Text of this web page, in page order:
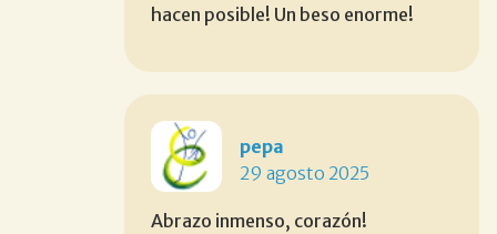
hacen posible! Un beso enorme!
pepa
29 agosto 2025
Abrazo inmenso, corazón!